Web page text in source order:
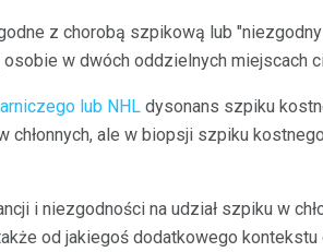
z chorobą szpikową lub "niezgodny
w dwóch oddzielnych miejscach
lub NHL dysonans szpiku
chłonnych, ale w biopsji szpiku
i niezgodności na udział szpiku w
od jakiegoś dodatkowego